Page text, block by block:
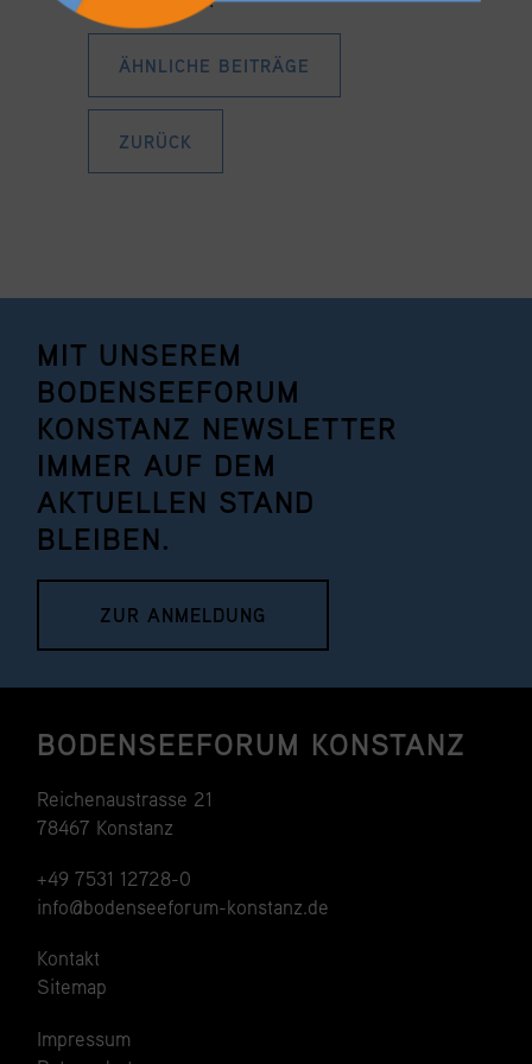
ÄHNLICHE BEITRÄGE
ZURÜCK
MIT UNSEREM
BODENSEEFORUM
KONSTANZ NEWSLETTER
IMMER AUF DEM
AKTUELLEN STAND
BLEIBEN.
ZUR ANMELDUNG
BODENSEEFORUM KONSTANZ
Reichenaustrasse 21
78467 Konstanz
+49 7531 12728-0
info@bodenseeforum-konstanz.de
Kontakt
Sitemap
Impressum